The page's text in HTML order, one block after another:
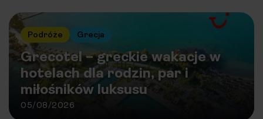
Podróże Grecja
Grecotel – greckie wakacje w
hotelach dla rodzin, par i
miłośników luksusu
05/08/2026